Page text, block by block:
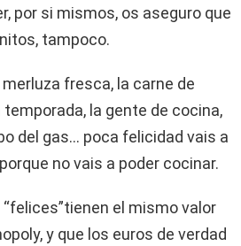
por si mismos, os aseguro que
tampoco.
fresca, la carne de
la gente de cocina,
del gas… poca felicidad vais a
no vais a poder cocinar.
el mismo valor
y que los euros de verdad